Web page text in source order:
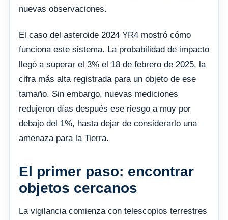
nuevas observaciones.
El caso del asteroide 2024 YR4 mostró cómo
funciona este sistema. La probabilidad de impacto
llegó a superar el 3% el 18 de febrero de 2025, la
cifra más alta registrada para un objeto de ese
tamaño. Sin embargo, nuevas mediciones
redujeron días después ese riesgo a muy por
debajo del 1%, hasta dejar de considerarlo una
amenaza para la Tierra.
El primer paso: encontrar
objetos cercanos
La vigilancia comienza con telescopios terrestres